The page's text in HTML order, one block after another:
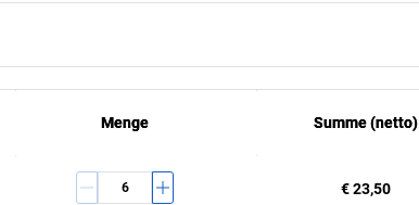
Menge Summe (netto)
Menge Summe (netto)
€ 23,50